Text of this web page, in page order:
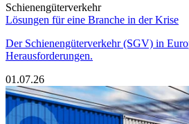
Schienengüterverkehr
Lösungen für eine Branche in der Krise
Der Schienengüterverkehr (SGV) in
Herausforderungen.
01.07.26